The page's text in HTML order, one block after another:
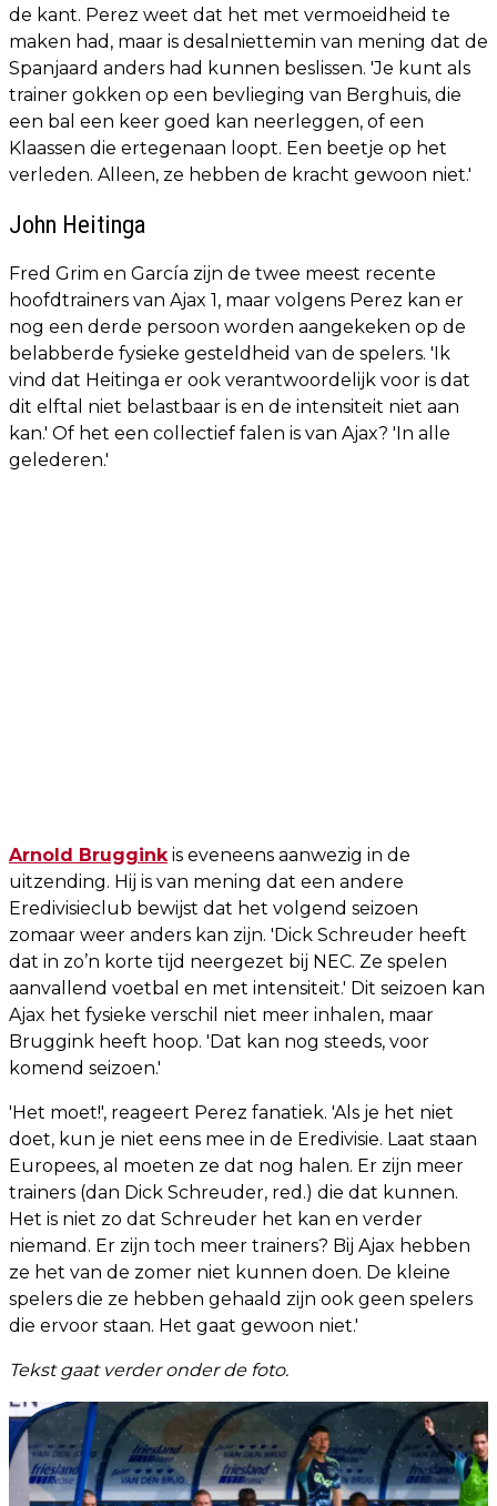
de kant. Perez weet dat het met vermoeidheid te
maken had, maar is desalniettemin van mening dat de
Spanjaard anders had kunnen beslissen. 'Je kunt als
trainer gokken op een bevlieging van Berghuis, die
een bal een keer goed kan neerleggen, of een
Klaassen die ertegenaan loopt. Een beetje op het
verleden. Alleen, ze hebben de kracht gewoon niet.'
John Heitinga
Fred Grim en García zijn de twee meest recente
hoofdtrainers van Ajax 1, maar volgens Perez kan er
nog een derde persoon worden aangekeken op de
belabberde fysieke gesteldheid van de spelers. 'Ik
vind dat Heitinga er ook verantwoordelijk voor is dat
dit elftal niet belastbaar is en de intensiteit niet aan
kan.' Of het een collectief falen is van Ajax? 'In alle
gelederen.'
Arnold Bruggink is eveneens aanwezig in de
uitzending. Hij is van mening dat een andere
Eredivisieclub bewijst dat het volgend seizoen
zomaar weer anders kan zijn. 'Dick Schreuder heeft
dat in zo’n korte tijd neergezet bij NEC. Ze spelen
aanvallend voetbal en met intensiteit.' Dit seizoen kan
Ajax het fysieke verschil niet meer inhalen, maar
Bruggink heeft hoop. 'Dat kan nog steeds, voor
komend seizoen.'
'Het moet!', reageert Perez fanatiek. 'Als je het niet
doet, kun je niet eens mee in de Eredivisie. Laat staan
Europees, al moeten ze dat nog halen. Er zijn meer
trainers (dan Dick Schreuder, red.) die dat kunnen.
Het is niet zo dat Schreuder het kan en verder
niemand. Er zijn toch meer trainers? Bij Ajax hebben
ze het van de zomer niet kunnen doen. De kleine
spelers die ze hebben gehaald zijn ook geen spelers
die ervoor staan. Het gaat gewoon niet.'
Tekst gaat verder onder de foto.